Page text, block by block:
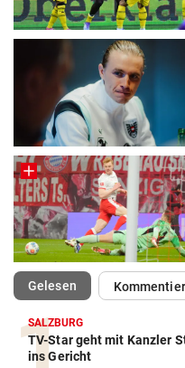
Gelesen(ausgewählt)
SALZBURG
TV-Star geht mit Kanzler
ins Gericht
Action-Cam Vergleich